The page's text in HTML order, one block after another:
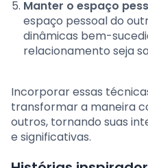
Manter o espaço
espaço pessoal do
dinâmicas bem-
relacionamento seja
Incorporar essas
transformar a maneira
outros, tornando suas
e significativas.